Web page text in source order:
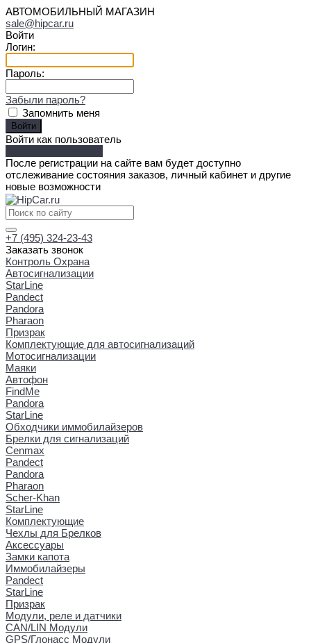
АВТОМОБИЛЬНЫЙ МАГАЗИН
sale@hipcar.ru
Войти
Логин:
Пароль:
Забыли пароль?
Запомнить меня
Войти как пользователь
После регистрации на сайте вам будет доступно
отслеживание состояния заказов, личный кабинет и другие
новые возможности
+7 (495) 324-23-43
Заказать звонок
Контроль Охрана
Автосигнализации
StarLine
Pandect
Pandora
Pharaon
Призрак
Комплектующие для автосигнализаций
Мотосигнализации
Маяки
Автофон
FindMe
Pandora
StarLine
Обходчики иммобилайзеров
Брелки для сигнализаций
Cenmax
Pandect
Pandora
Pharaon
Scher-Khan
StarLine
Комплектующие
Чехлы для Брелков
Аксессуары
Замки капота
Иммобилайзеры
Pandect
StarLine
Призрак
Модули, реле и датчики
CAN/LIN Модули
GPS/Глонасс Модули